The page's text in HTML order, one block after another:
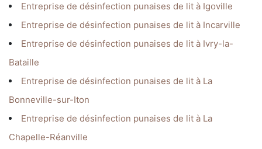
Entreprise de désinfection punaises de lit à Igoville
Entreprise de désinfection punaises de lit à Incarville
Entreprise de désinfection punaises de lit à Ivry-la-
Bataille
Entreprise de désinfection punaises de lit à La
Bonneville-sur-Iton
Entreprise de désinfection punaises de lit à La
Chapelle-Réanville